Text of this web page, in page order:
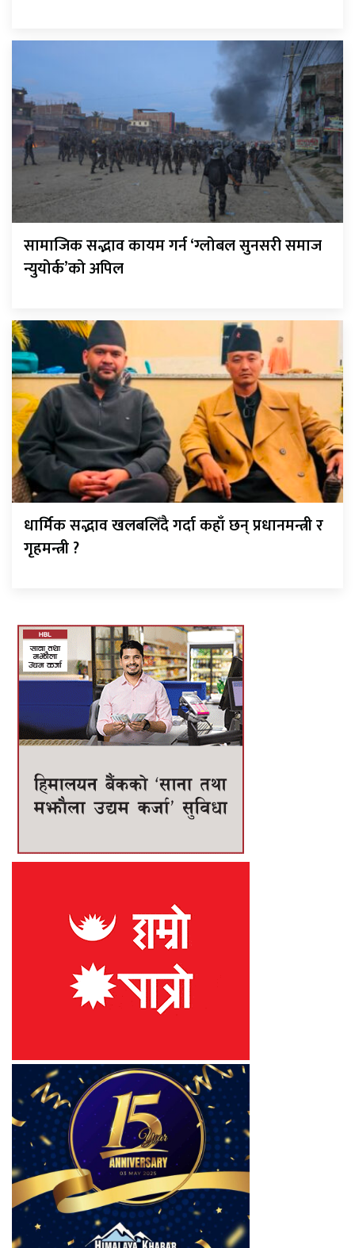
सामाजिक सद्भाव कायम गर्न ‘ग्लोबल सुनसरी समाज
न्युयोर्क’को अपिल
धार्मिक सद्भाव खलबलिँदै गर्दा कहाँ छन् प्रधानमन्त्री र
गृहमन्त्री ?